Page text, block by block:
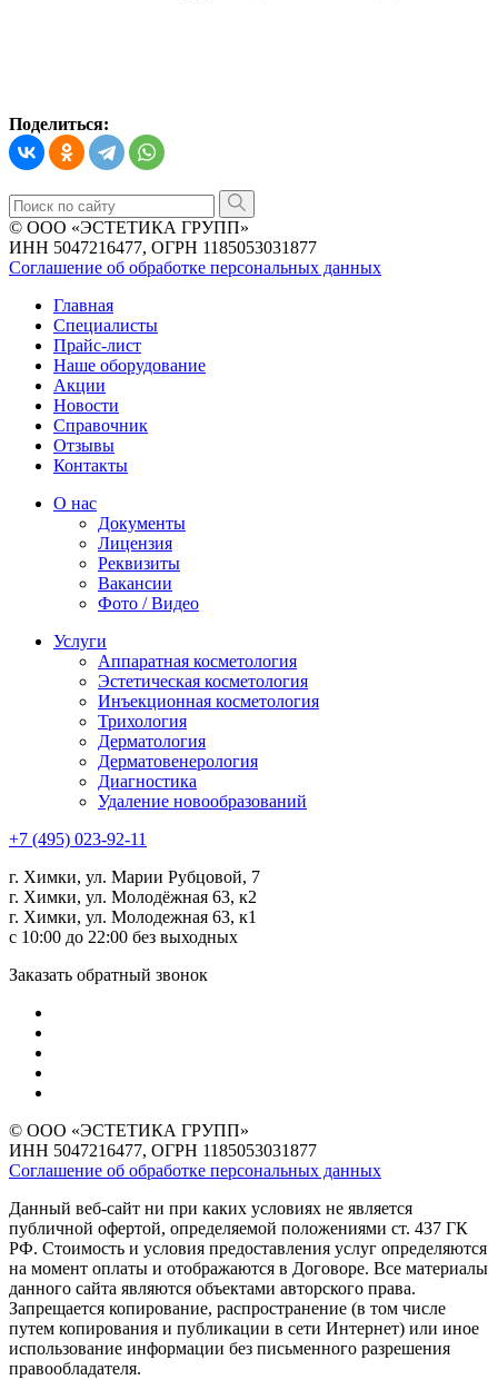
Поделиться:
© ООО «ЭСТЕТИКА ГРУПП»
ИНН 5047216477, ОГРН 1185053031877
Соглашение об обработке персональных данных
Главная
Специалисты
Прайс-лист
Наше оборудование
Акции
Новости
Справочник
Отзывы
Контакты
О нас
Документы
Лицензия
Реквизиты
Вакансии
Фото / Видео
Услуги
Аппаратная косметология
Эстетическая косметология
Инъекционная косметология
Трихология
Дермато­логия
Дерматовенерология
Диагностика
Удаление новообразований
+7 (495) 023-92-11
г. Химки, ул. Марии Рубцовой, 7
г. Химки, ул. Молодёжная 63, к2
г. Химки, ул. Молодежная 63, к1
с 10:00 до 22:00 без выходных
Заказать обратный звонок
© ООО «ЭСТЕТИКА ГРУПП»
ИНН 5047216477, ОГРН 1185053031877
Соглашение об обработке персональных данных
Данный веб-сайт ни при каких условиях не является
публичной офертой, определяемой положениями ст. 437 ГК
РФ. Стоимость и условия предоставления услуг определяются
на момент оплаты и отображаются в Договоре. Все материалы
данного сайта являются объектами авторского права.
Запрещается копирование, распространение (в том числе
путем копирования и публикации в сети Интернет) или иное
использование информации без письменного разрешения
правообладателя.